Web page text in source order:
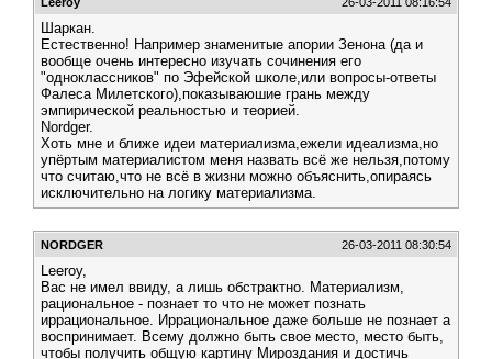
Шаркан.
Естественно! Например знаменитые апории Зенона (да и
вообще очень интересно изучать сочинения его
"одноклассников" по Эфейской школе,или вопросы-ответы
Фалеса Милетского),показываюшие грань между
эмпирической реальностью и теорией.
Nordger.
Хоть мне и ближе идеи материализма,ежели идеализма,но
упёртым материалистом меня назвать всё же нельзя,потому
что считаю,что не всё в жизни можно объяснить,опираясь
исключительно на логику материализма.
NORDGER 26-03-2011 08:30:54
Leeroy,
Вас не имел ввиду, а лишь обстрактно. Материализм,
рациональное - познает то что не может познать
иррациональное. Иррациональное даже больше не познает а
воспринимает. Всему должно быть свое место, место быть,
чтобы получить общую картину Мироздания и достичь